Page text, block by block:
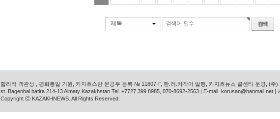
제목
합리적 객관성 , 평화통일 기원, 카자흐스탄 문공부 등록 № 11607-Г, 한.러.카작어 발행, 카자흐뉴스 콜센타 운영, (주)
st. Bagenbai batira 214-13 Almaty Kazakhstan Tel. +7727 399 8985, 070-8692-2563 | E-mail. korusan@hanmail.net |
Copyright ⓒ KAZAKHNEWS. All Rights Reserved.